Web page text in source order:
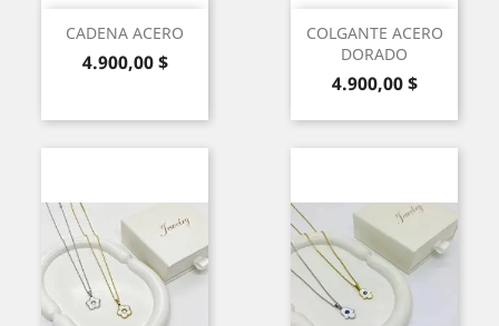
CADENA ACERO
Precio
4.900,00 $
COLGANTE ACERO
DORADO
Precio
4.900,00 $